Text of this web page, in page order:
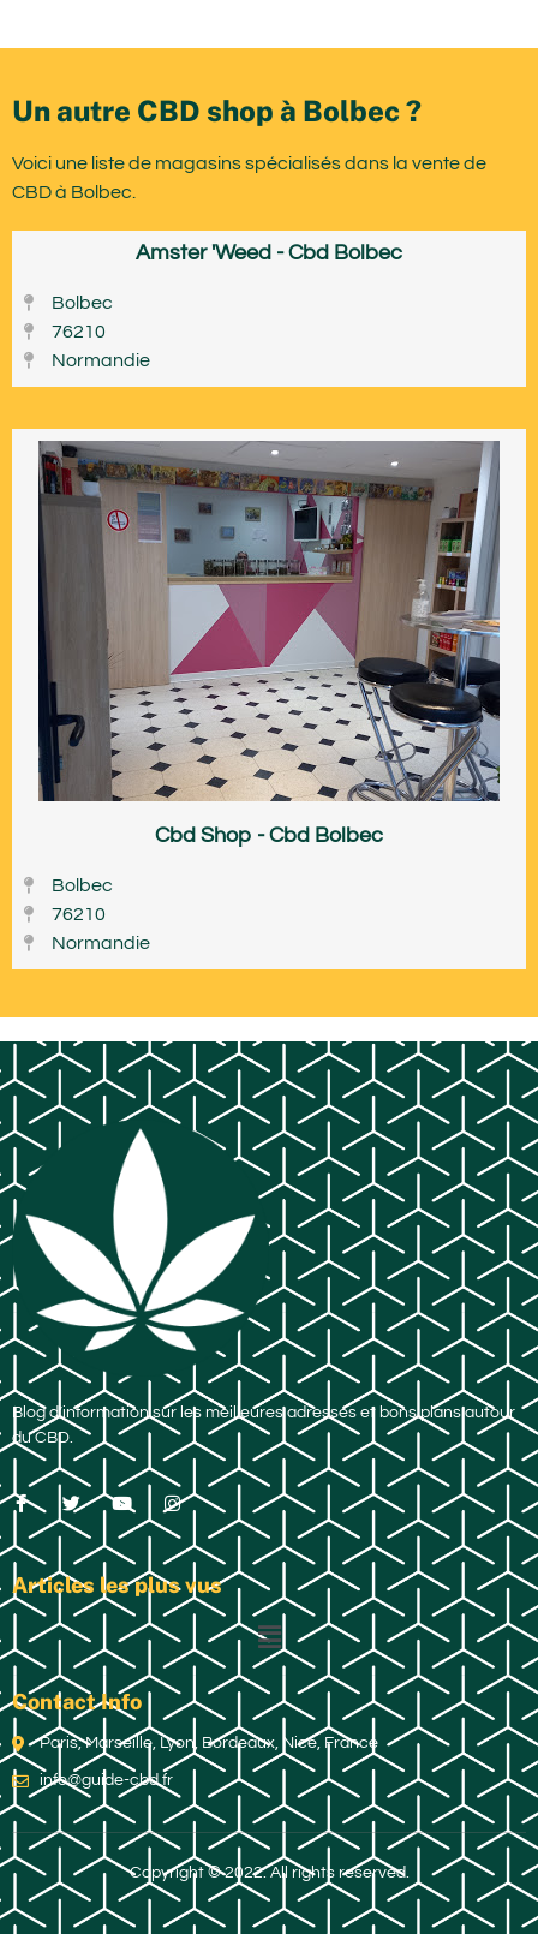
Un autre CBD shop à Bolbec ?
Voici une liste de magasins spécialisés dans la vente de
CBD à Bolbec.
Amster 'Weed - Cbd Bolbec
Bolbec
76210
Normandie
Cbd Shop - Cbd Bolbec
Bolbec
76210
Normandie
Blog d’information sur les meilleures adresses et bons plans autour
du CBD.
Articles les plus vus
Contact Info
Paris, Marseille, Lyon, Bordeaux, Nice, France
info@guide-cbd.fr
Copyright © 2022. All rights reserved.